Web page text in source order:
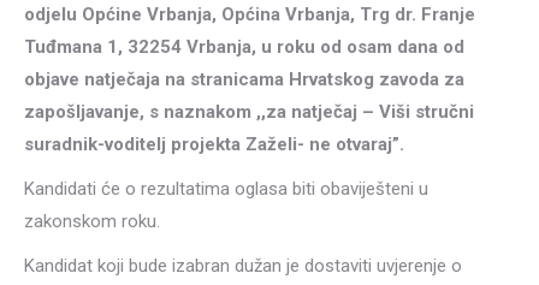
odjelu Općine Vrbanja, Općina Vrbanja, Trg dr. Franje
Tuđmana 1, 32254 Vrbanja, u roku od osam dana od
objave natječaja na stranicama Hrvatskog zavoda za
zapošljavanje, s naznakom ,,za natječaj – Viši stručni
suradnik-voditelj projekta Zaželi- ne otvaraj”.
Kandidati će o rezultatima oglasa biti obaviješteni u
zakonskom roku.
Kandidat koji bude izabran dužan je dostaviti uvjerenje o